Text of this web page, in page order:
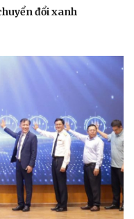
đổi xanh